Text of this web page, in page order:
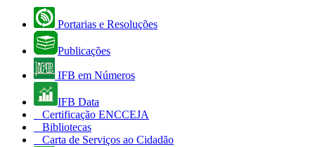
Portarias e Resoluções
Publicações
IFB em Números
IFB Data
Certificação ENCCEJA
Bibliotecas
Carta de Serviços ao Cidadão